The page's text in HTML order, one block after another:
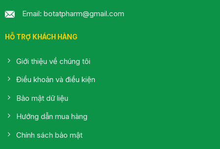
Email: botatpharm@gmail.com
HỖ TRỢ KHÁCH HÀNG
Giới thiệu về chúng tôi
Điều khoản và điều kiện
Bảo mật dữ liệu
Hướng dẫn mua hàng
Chính sách bảo mật